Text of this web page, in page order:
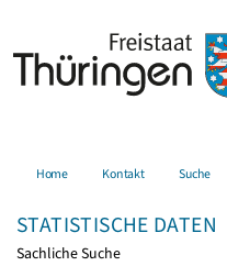
Home Kontakt Suche
STATISTISCHE DATEN
Sachliche Suche